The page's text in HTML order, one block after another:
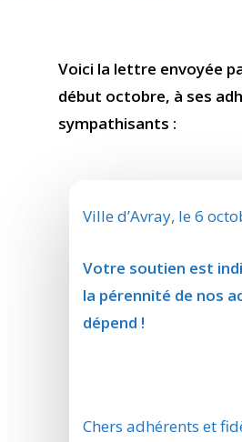
Voici la lettre envoyée
début octobre, à ses
sympathisants :
Ville d’Avray, le 6
Votre soutien est
la pérennité de nos
dépend !
Chers adhérents et